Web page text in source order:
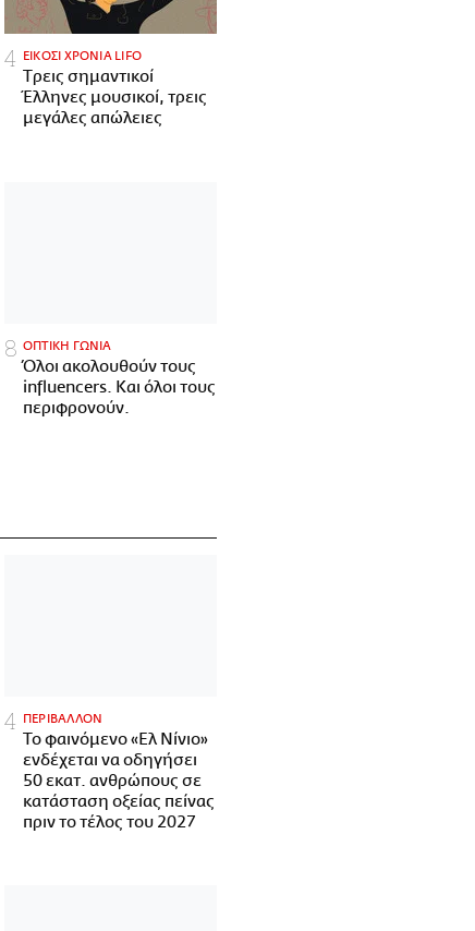
ΕΙΚΟΣΙ ΧΡΟΝΙΑ LIFO
Tρεις σημαντικοί
Έλληνες μουσικοί, τρεις
μεγάλες απώλειες
ΟΠΤΙΚΗ ΓΩΝΙΑ
Όλοι ακολουθούν τους
influencers. Και όλοι τους
περιφρονούν.
ΠΕΡΙΒΑΛΛΟΝ
Το φαινόμενο «Ελ Νίνιο»
ενδέχεται να οδηγήσει
50 εκατ. ανθρώπους σε
κατάσταση οξείας πείνας
πριν το τέλος του 2027